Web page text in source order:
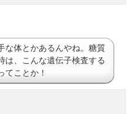
な体とかあるんやね。糖質
は、こんな遺伝子検査する
てことか！